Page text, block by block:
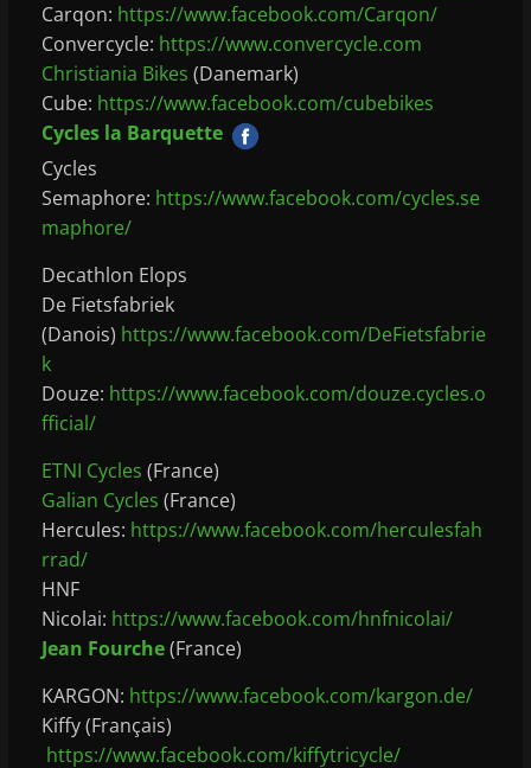
Carqon: https://www.facebook.com/Carqon/
Convercycle: https://www.convercycle.com
Christiania Bikes (Danemark)
Cube: https://www.facebook.com/cubebikes
Cycles la Barquette
Cycles
Semaphore: https://www.facebook.com/cycles.se
maphore/
Decathlon Elops
De Fietsfabriek
(Danois) https://www.facebook.com/DeFietsfabrie
k
Douze: https://www.facebook.com/douze.cycles.o
fficial/
ETNI Cycles (France)
Galian Cycles (France)
Hercules: https://www.facebook.com/herculesfah
rrad/
HNF
Nicolai: https://www.facebook.com/hnfnicolai/
Jean Fourche(France)
KARGON: https://www.facebook.com/kargon.de/
Kiffy (Français)
https://www.facebook.com/kiffytricycle/